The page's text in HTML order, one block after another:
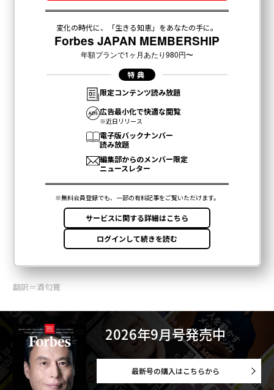
翻訳＝酒匂寛
2026年9月号発売中
最新号の購入はこちらから